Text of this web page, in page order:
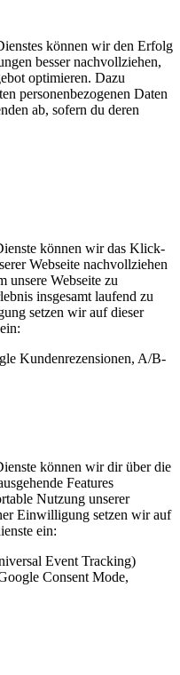
können wir den Erfolg
besser nachvollziehen,
optimieren. Dazu
personenbezogenen Daten
ab, sofern du deren
können wir das Klick-
Webseite nachvollziehen
unsere Webseite zu
insgesamt laufend zu
setzen wir auf dieser
Kundenrezensionen, A/B-
können wir dir über die
Features
Nutzung unserer
Einwilligung setzen wir auf
ein:
Event Tracking)
Consent Mode,